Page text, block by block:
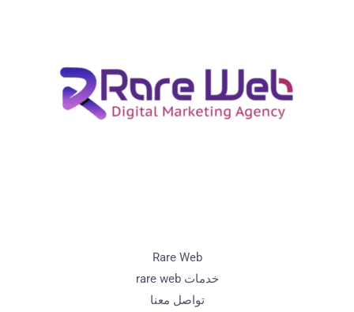
Rare Web
خدمات rare web
تواصل معنا